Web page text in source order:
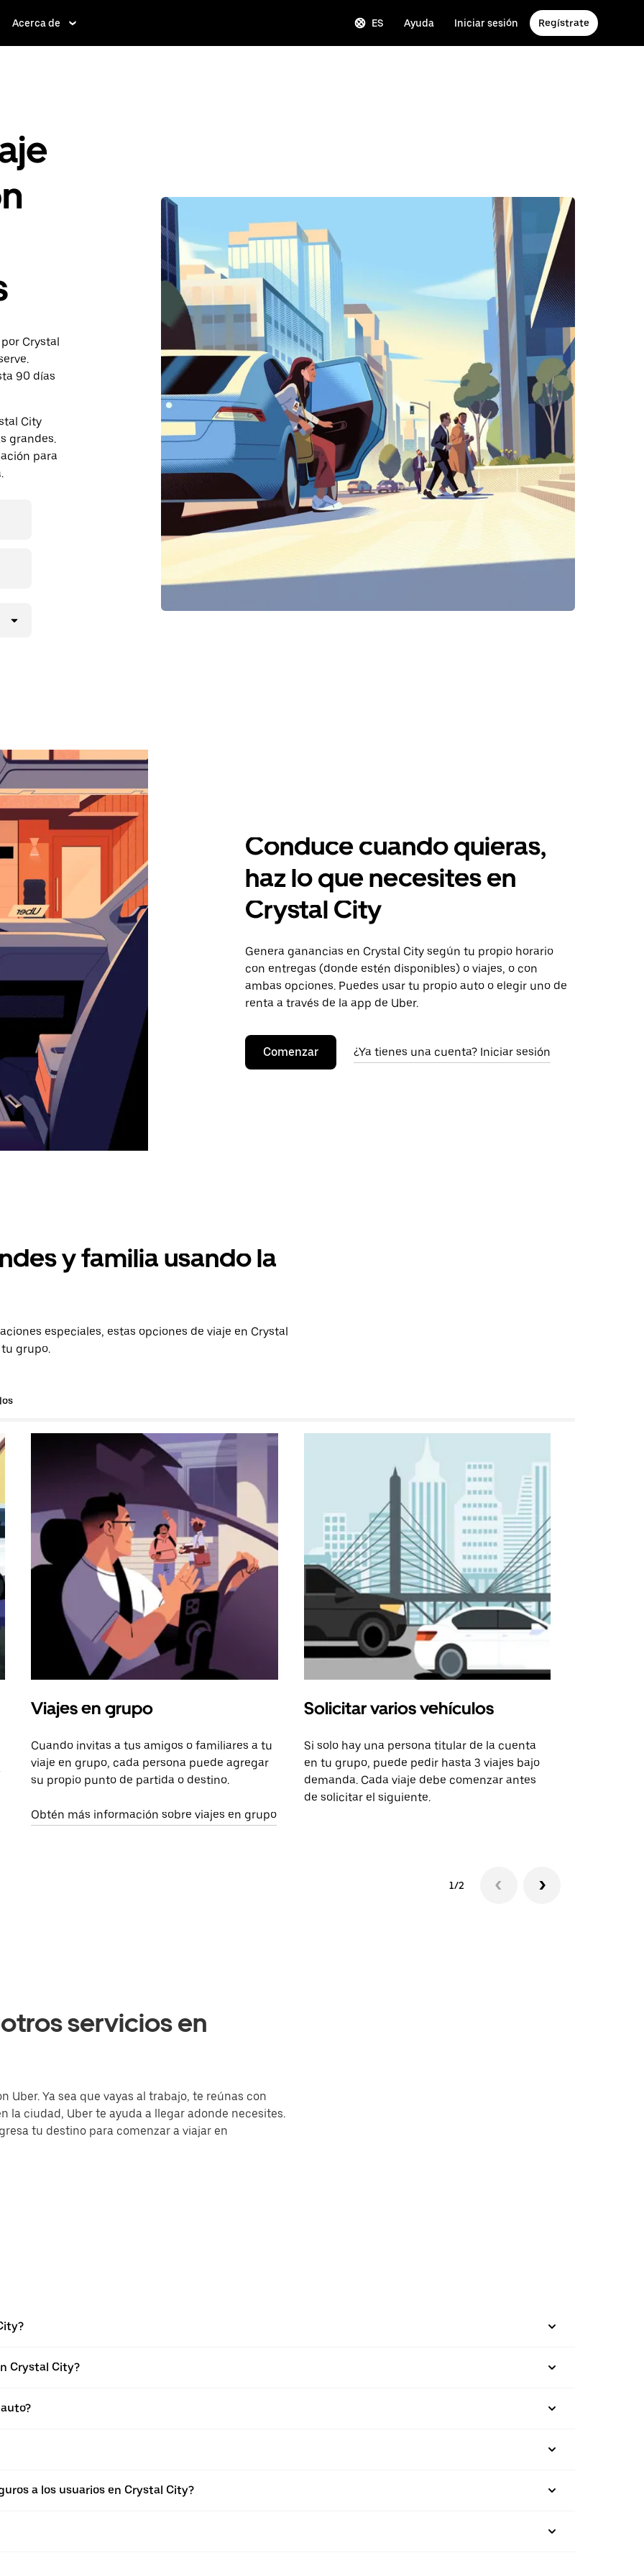
Acerca de ES Ayuda Iniciar sesión Regístrate
Crystal
90 días
City
grandes.
para
Conduce cuando quieras,
haz lo que necesites en
Crystal City
Genera ganancias en Crystal City según tu propio horario
con entregas (donde estén disponibles) o viajes, o con
ambas opciones. Puedes usar tu propio auto o elegir uno de
renta a través de la app de Uber.
Comenzar ¿Ya tienes una cuenta? Iniciar sesión
y familia usando la
especiales, estas opciones de viaje en Crystal
grupo.
Viajes en grupo
Cuando invitas a tus amigos o familiares a tu
viaje en grupo, cada persona puede agregar
su propio punto de partida o destino.
Obtén más información sobre viajes en grupo
Solicitar varios vehículos
Si solo hay una persona titular de la cuenta
en tu grupo, puede pedir hasta 3 viajes bajo
demanda. Cada viaje debe comenzar antes
de solicitar el siguiente.
1/2
servicios en
Uber. Ya sea que vayas al trabajo, te reúnas con
la ciudad, Uber te ayuda a llegar adonde necesites.
tu destino para comenzar a viajar en
Crystal City?
a los usuarios en Crystal City?